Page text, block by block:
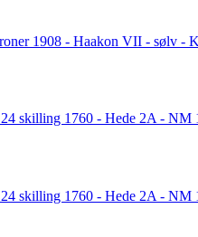
1908 - Haakon VII - sølv -
skilling 1760 - Hede 2A - NM
skilling 1760 - Hede 2A - NM